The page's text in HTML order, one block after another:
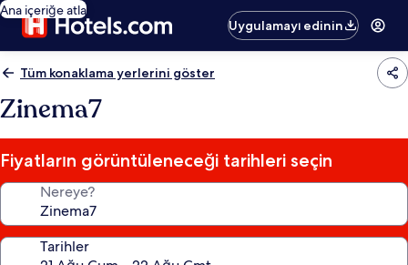
Ana içeriğe atla
Uygulamayı edinin
Tüm konaklama yerlerini göster
Zinema7
Fiyatların görüntüleneceği tarihleri seçin
Nereye?
Tarihler